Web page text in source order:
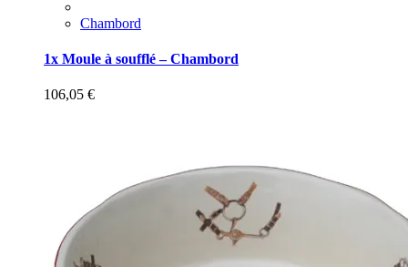
Chambord
1x Moule à soufflé – Chambord
106,05 €